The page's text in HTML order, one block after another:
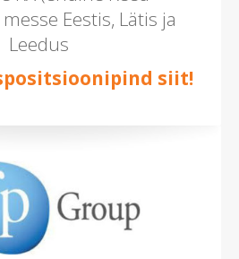
Eestis, Lätis ja
Leedus
siit!